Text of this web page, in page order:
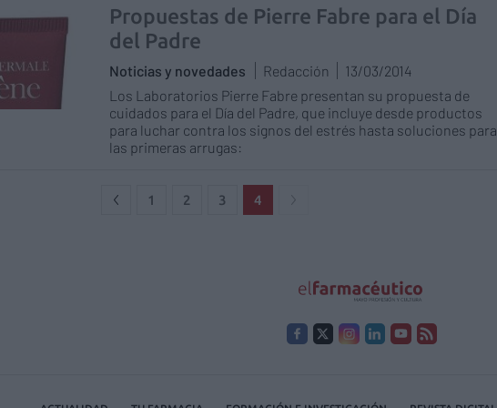
Propuestas de Pierre Fabre para el Día
del Padre
Noticias y novedades Redacción
13/03/2014
Los Laboratorios Pierre Fabre presentan su propuesta de
cuidados para el Día del Padre, que incluye desde productos
para luchar contra los signos del estrés hasta soluciones para
las primeras arrugas:
1 2 3 4